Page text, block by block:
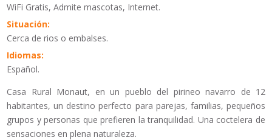
WiFi Gratis, Admite mascotas, Internet.
Situación:
Cerca de rios o embalses.
Idiomas:
Español.
Casa Rural Monaut, en un pueblo del pirineo navarro de 12
habitantes, un destino perfecto para parejas, familias, pequeños
grupos y personas que prefieren la tranquilidad. Una coctelera de
sensaciones en plena naturaleza.